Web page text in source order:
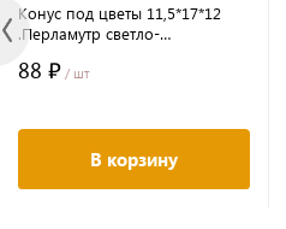
Конус под цветы 11,5*17*12
.Перламутр светло-
88 ₽ / шт
В корзину